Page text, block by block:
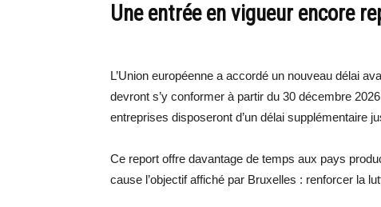
Une entrée en vigueur encore
L’Union européenne a accordé un nouveau délai
devront s’y conformer à partir du 30 décembre
entreprises disposeront d’un délai supplémentaire
Ce report offre davantage de temps aux pays
cause l’objectif affiché par Bruxelles : renforcer la